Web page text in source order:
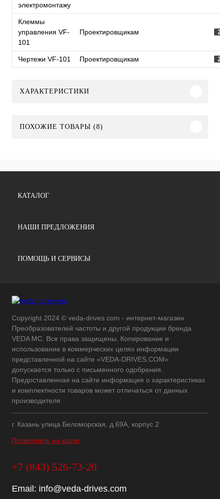
электромонтажу
Клеммы
управления VF-
101
Проектировщикам
Чертежи VF-101 Проектировщикам
ХАРАКТЕРИСТИКИ
ПОХОЖИЕ ТОВАРЫ (8)
КАТАЛОГ
НАШИ ПРЕДЛОЖЕНИЯ
ПОМОЩЬ И СЕРВИСЫ
Copyright 2024 © veda-drives.com - интернет-магазин
Преобразователей частоты и другой продукции бренда
VEDA MC. Все права защищены. Копирование и
использование в коммерческих целях информации
представленной на сайте «VEDA-DRIVES.COM»
допускается только с письменного одобрения.
Предоставленная на сайте информация о характеристиках
и комплектности товаров может отличаться от данных
производителя
г. Казань улица Беломорская, д.69А, корпус 2
Посмотреть на карте
+7 (843) 526-73-20
Email: info@veda-drives.com